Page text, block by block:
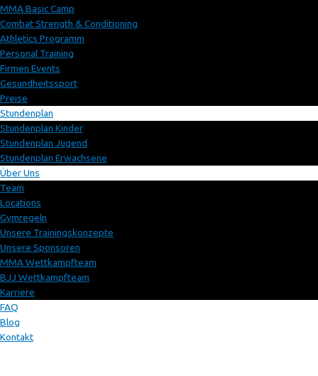
MMA Basic Camp
Combat Strength & Conditioning
Athletics Programm
Personal Training
Firmen Events
Gesundheitssport
Preise
Stundenplan
Stundenplan Kinder
Stundenplan Jugend
Stundenplan Erwachsene
Über Uns
Team
Locations
Gymregeln
Unsere Trainingskonzepte
Unsere Sponsoren
MMA Wettkampfteam
BJJ Wettkampfteam
Karriere
FAQ
Blog
Kontakt